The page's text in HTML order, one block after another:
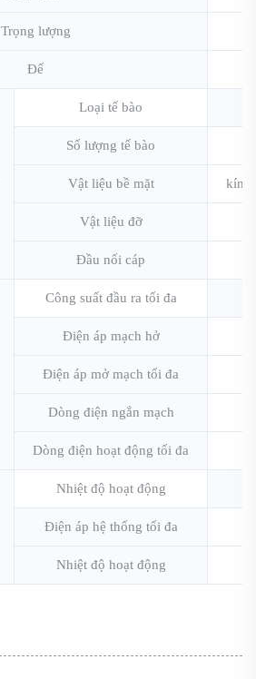
Trọng lượng
Đế
Loại tế bào
Số lượng tế bào
Vật liệu bề mặt kính
Vật liệu đỡ
Đầu nối cáp
Công suất đầu ra tối đa
Điện áp mạch hở
Điện áp mở mạch tối đa
Dòng điện ngắn mạch
Dòng điện hoạt động tối đa
Nhiệt độ hoạt động
Điện áp hệ thống tối đa
Nhiệt độ hoạt động